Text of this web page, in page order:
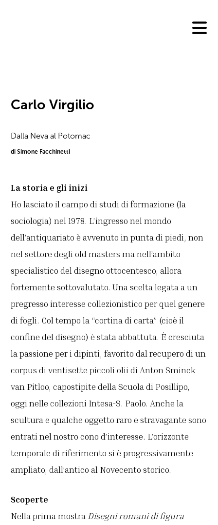
Carlo Virgilio
Dalla Neva al Potomac
di Simone Facchinetti
La storia e gli inizi
Ho lasciato il campo di studi di formazione (la
sociologia) nel 1978. L’ingresso nel mondo
dell’antiquariato è avvenuto in punta di piedi, non
nel settore degli old masters ma nell’ambito
specialistico del disegno ottocentesco, allora
fortemente sottovalutato. Una scelta legata a un
pregresso interesse collezionistico per quel genere
di fogli. Col tempo la “cortina di carta” (cioè il
confine del disegno) è stata abbattuta. È cresciuta
la passione per i dipinti, favorito dal recupero di un
corpus di ventisette piccoli olii di Anton Sminck
van Pitloo, capostipite della Scuola di Posillipo,
oggi nelle collezioni Intesa-S. Paolo. Anche la
scultura e qualche oggetto raro e stravagante sono
entrati nel nostro cono d’interesse. L’orizzonte
temporale di riferimento si è progressivamente
ampliato, dall’antico al Novecento storico.
Scoperte
Nella prima mostra Disegni romani di figura